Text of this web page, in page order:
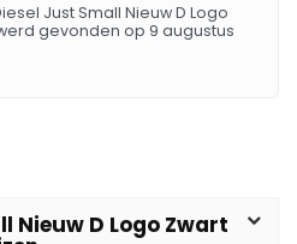
Just Small Nieuw D Logo
gevonden op 9 augustus
Nieuw D Logo Zwart